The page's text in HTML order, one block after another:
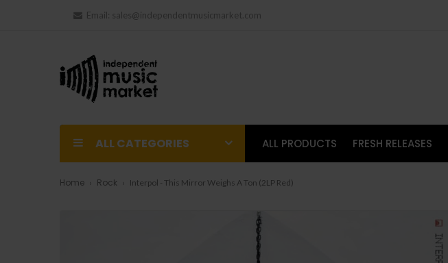
Email: sales@independentmusicmarket.com
ALL CATEGORIES ALL PRODUCTS FRESH RELEASES
Home Rock Interpol - This Mirror Weighs A Ton (2LP Red)